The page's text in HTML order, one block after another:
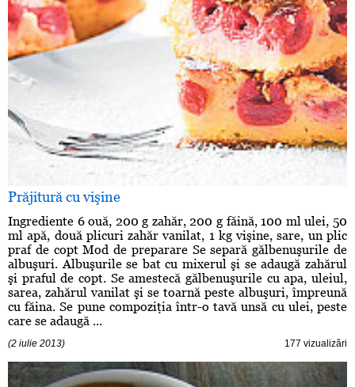
Prăjitură cu vişine
Ingrediente 6 ouă, 200 g zahăr, 200 g făină, 100 ml ulei, 50
ml apă, două plicuri zahăr vanilat, 1 kg vişine, sare, un plic
praf de copt Mod de preparare Se separă gălbenuşurile de
albuşuri. Albuşurile se bat cu mixerul şi se adaugă zahărul
şi praful de copt. Se amestecă gălbenuşurile cu apa, uleiul,
sarea, zahărul vanilat şi se toarnă peste albuşuri, împreună
cu făina. Se pune compoziţia într-o tavă unsă cu ulei, peste
care se adaugă ...
(2 iulie 2013) 177 vizualizări